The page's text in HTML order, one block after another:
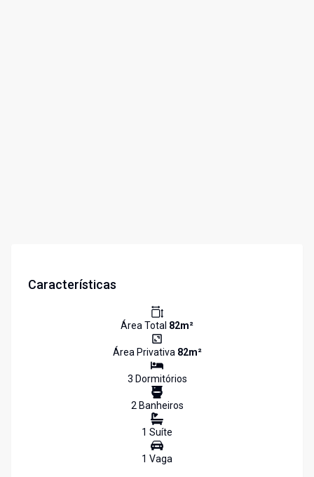
Características
Área Total 82m²
Área Privativa 82m²
3 Dormitórios
2Banheiros
1 Suíte
1 Vaga